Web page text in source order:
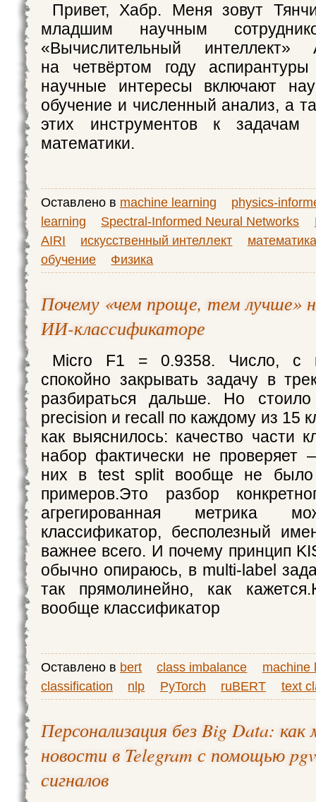
Привет, Хабр. Меня зовут
младшим научным
«Вычислительный
на четвёртом году
научные интересы включают
обучение и численный анализ, а
этих инструментов к задачам
математики.
Оставлено в machine learning
physics-
learning
Spectral-Informed Neural Networks
AIRI
искусственный интеллект
математика
обучение
Физика
Почему «чем проще, тем лучше»
ИИ-классификаторе
Micro F1 = 0.9358. Число, с
спокойно закрывать задачу в
разбираться дальше. Но
precision и recall по каждому из 15
как выяснилось: качество части
набор фактически не проверяет
них в test split вообще не было
примеров.Это разбор
агрегированная метрика
классификатор, бесполезный
важнее всего. И почему принцип
обычно опираюсь, в multi-label
так прямолинейно, как
вообще классификатор
Оставлено в bert class imbalance
machine
classification
nlp PyTorch ruBERT text
Персонализация без Big Data:
новости в Telegram с помощью
сигналов